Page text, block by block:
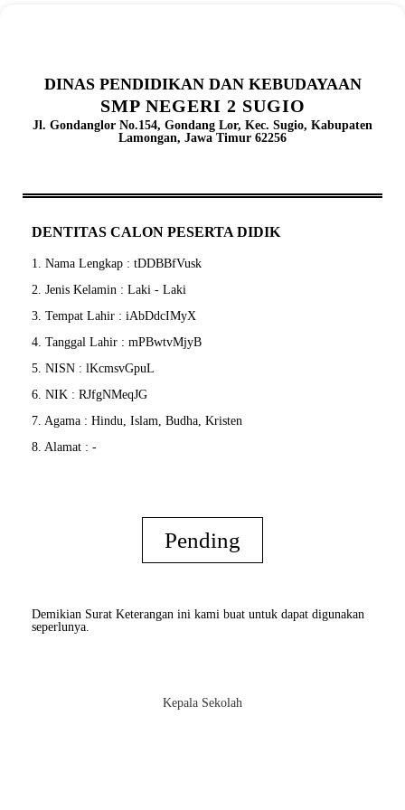
DINAS PENDIDIKAN DAN KEBUDAYAAN
SMP NEGERI 2 SUGIO
Jl. Gondanglor No.154, Gondang Lor, Kec. Sugio, Kabupaten
Lamongan, Jawa Timur 62256
DENTITAS CALON PESERTA DIDIK
1. Nama Lengkap : tDDBBfVusk
2. Jenis Kelamin : Laki - Laki
3. Tempat Lahir : iAbDdcIMyX
4. Tanggal Lahir : mPBwtvMjyB
5. NISN : lKcmsvGpuL
6. NIK : RJfgNMeqJG
7. Agama : Hindu, Islam, Budha, Kristen
8. Alamat : -
Pending
Demikian Surat Keterangan ini kami buat untuk dapat digunakan
seperlunya.
Kepala Sekolah